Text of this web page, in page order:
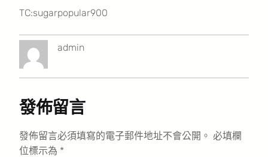
TC:sugarpopular900
admin
發佈留言
發佈留言必須填寫的電子郵件地址不會公開。 必填欄
位標示為 *